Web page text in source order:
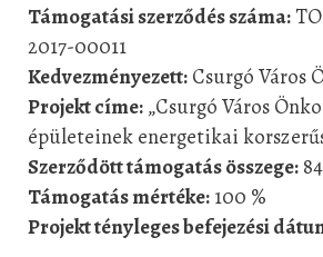
Támogatási szerződés száma:
2017-00011
Kedvezményezett: Csurgó Város
Projekt címe: „Csurgó Város
épületeinek energetikai
Szerződött támogatás összege:
Támogatás mértéke: 100 %
Projekt tényleges befejezési